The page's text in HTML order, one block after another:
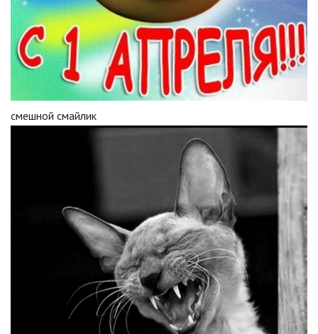
смешной смайлик